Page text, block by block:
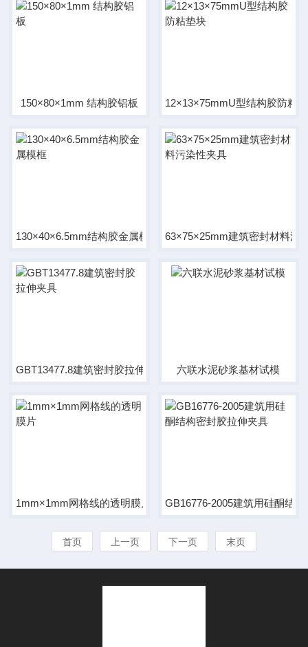
150×80×1mm 结构胶铝板 12×13×75mmU型结构胶防粘
130×40×6.5mm结构胶金属模框 63×75×25mm建筑密封材料污
GBT13477.8建筑密封胶拉伸夹具 六联水泥砂浆基材试模
1mm×1mm网格线的透明膜片 GB16776-2005建筑用硅酮结
首页 上一页 下一页 末页